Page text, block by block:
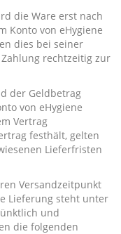
die Ware erst nach
Konto von eHygiene
dies bei seiner
rechtzeitig zur
der Geldbetrag
von eHygiene
Vertrag
festhält, gelten
Lieferfristen
Versandzeitpunkt
Lieferung steht unter
und
die folgenden